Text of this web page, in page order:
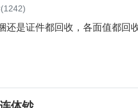
还是证件都回收，各面值都回